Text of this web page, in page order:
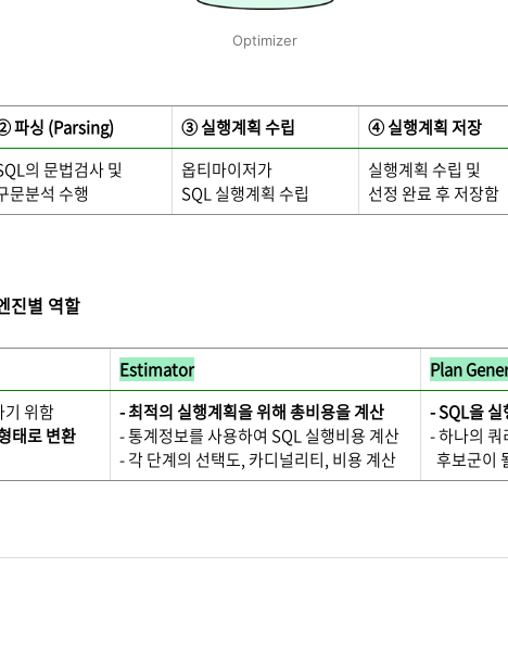
Optimizer
파싱 (Parsing) ③ 실행계획 수립
④ 실행계획 저장
의 문법검사 및
문분석 수행
옵티마이저가
SQL 실행계획 수립
실행계획 수립 및
선정 완료 후 저장함
진별 역할
Estimator
Plan
기 위함
태로 변환
- 최적의 실행계획을 위해 총비용을 계산
- 통계정보를 사용하여 SQL 실행비용 계산
- 각 단계의 선택도, 카디널리티, 비용 계산
- SQL을
- 하나의
후보군이